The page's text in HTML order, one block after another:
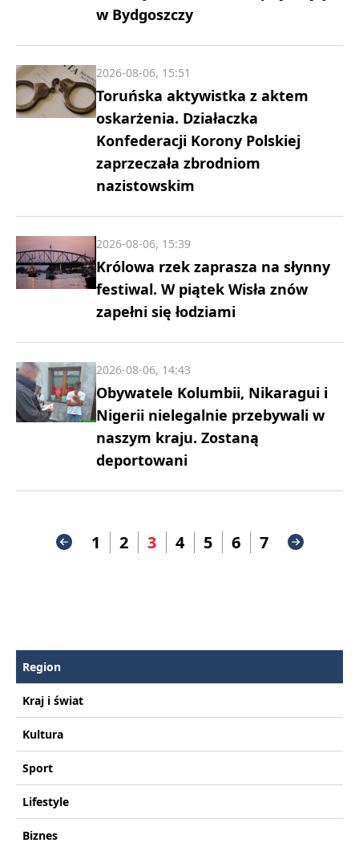
w Bydgoszczy
Toruńska aktywistka z aktem
oskarżenia. Działaczka
Konfederacji Korony Polskiej
zaprzeczała zbrodniom
nazistowskim
2026-08-06, 15:51
Królowa rzek zaprasza na słynny
festiwal. W piątek Wisła znów
zapełni się łodziami
2026-08-06, 15:39
Obywatele Kolumbii, Nikaragui i
Nigerii nielegalnie przebywali w
naszym kraju. Zostaną
deportowani
2026-08-06, 14:43
1 2 3 4 5 6 7
Region
Kraj i świat
Kultura
Sport
Lifestyle
Biznes